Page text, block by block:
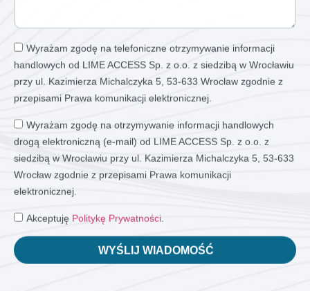
Wyrażam zgodę na telefoniczne otrzymywanie informacji
handlowych od LIME ACCESS Sp. z o.o. z siedzibą w Wrocławiu
przy ul. Kazimierza Michalczyka 5, 53-633 Wrocław zgodnie z
przepisami Prawa komunikacji elektronicznej.
Wyrażam zgodę na otrzymywanie informacji handlowych
drogą elektroniczną (e-mail) od LIME ACCESS Sp. z o.o. z
siedzibą w Wrocławiu przy ul. Kazimierza Michalczyka 5, 53-633
Wrocław zgodnie z przepisami Prawa komunikacji
elektronicznej.
Akceptuję Politykę Prywatności
WYŚLIJ WIADOMOŚĆ